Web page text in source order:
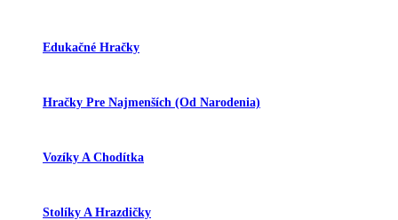
Edukačné Hračky
Hračky Pre Najmenších (od Narodenia)
Vozíky A Chodítka
Stolíky A Hrazdičky